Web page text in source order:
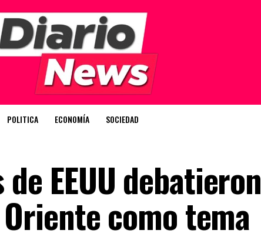
POLITICA ECONOMÍA SOCIEDAD
EEUU debatieron
como tema